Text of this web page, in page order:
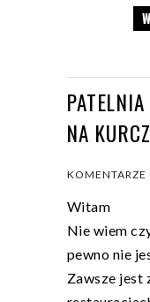
NA
KOMENTARZE
Witam
Nie wiem
pewno nie
Zawsze jest